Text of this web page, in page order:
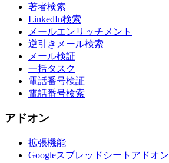
著者検索
LinkedIn検索
メールエンリッチメント
逆引きメール検索
メール検証
一括タスク
電話番号検証
電話番号検索
アドオン
拡張機能
Googleスプレッドシートアドオン